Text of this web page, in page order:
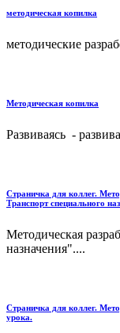
методическая копилка
методические
Методическая копилка
Развиваясь -
Страничка для коллег.
Транспорт специального
Методическая
назначения"....
Страничка для коллег.
урока.